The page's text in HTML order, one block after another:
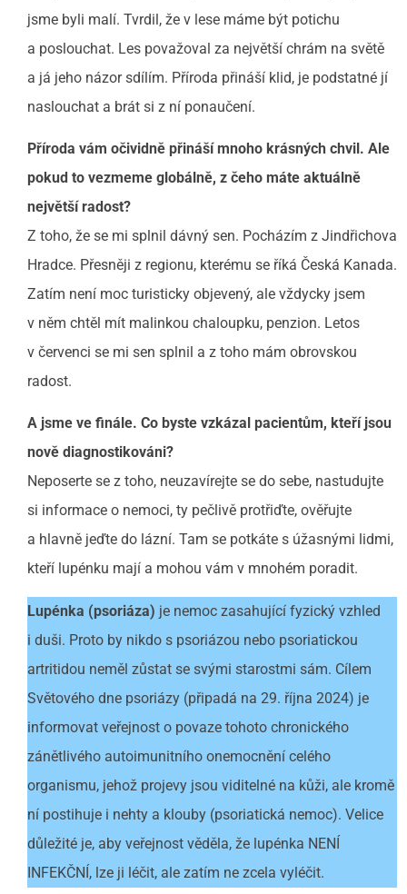
jsme byli malí. Tvrdil, že v lese máme být potichu
a poslouchat. Les považoval za největší chrám na světě
a já jeho názor sdílím. Příroda přináší klid, je podstatné jí
naslouchat a brát si z ní ponaučení.
Příroda vám očividně přináší mnoho krásných chvil. Ale
pokud to vezmeme globálně, z čeho máte aktuálně
největší radost?
Z toho, že se mi splnil dávný sen. Pocházím z Jindřichova
Hradce. Přesněji z regionu, kterému se říká Česká Kanada.
Zatím není moc turisticky objevený, ale vždycky jsem
v něm chtěl mít malinkou chaloupku, penzion. Letos
v červenci se mi sen splnil a z toho mám obrovskou
radost.
A jsme ve finále. Co byste vzkázal pacientům, kteří jsou
nově diagnostikováni?
Neposerte se z toho, neuzavírejte se do sebe, nastudujte
si informace o nemoci, ty pečlivě protřiďte, ověřujte
a hlavně jeďte do lázní. Tam se potkáte s úžasnými lidmi,
kteří lupénku mají a mohou vám v mnohém poradit.
Lupénka (psoriáza) je nemoc zasahující fyzický vzhled
i duši. Proto by nikdo s psoriázou nebo psoriatickou
artritidou neměl zůstat se svými starostmi sám. Cílem
Světového dne psoriázy (připadá na 29. října 2024) je
informovat veřejnost o povaze tohoto chronického
zánětlivého autoimunitního onemocnění celého
organismu, jehož projevy jsou viditelné na kůži, ale kromě
ní postihuje i nehty a klouby (psoriatická nemoc). Velice
důležité je, aby veřejnost věděla, že lupénka NENÍ
INFEKČNÍ, lze ji léčit, ale zatím ne zcela vyléčit.